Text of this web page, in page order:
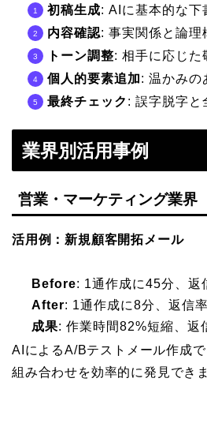
初稿生成: AIに基本的な下
内容確認: 事実関係と論理
トーン調整: 相手に応じた
個人的要素追加: 温かみの
最終チェック : 誤字脱字と
業界別活用事例
営業・マーケティング業界
活用例：新規顧客開拓メール
Before: 1通作成に45分、返
After: 1通作成に8分、返信
成果: 作業時間82%短縮、返
AIによるA/Bテストメール作成
組み合わせを効率的に発見でき